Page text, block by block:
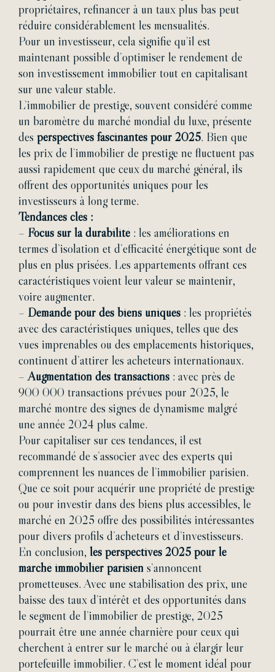
propriétaires, refinancer à un taux plus bas peut
réduire considérablement les mensualités.
Pour un investisseur, cela signifie qu’il est
maintenant possible d’optimiser le rendement de
son investissement immobilier tout en capitalisant
sur une valeur stable.
L’immobilier de prestige, souvent considéré comme
un baromètre du marché mondial du luxe, présente
des perspectives fascinantes pour 2025. Bien que
les prix de l’immobilier de prestige ne fluctuent pas
aussi rapidement que ceux du marché général, ils
offrent des opportunités uniques pour les
investisseurs à long terme.
Tendances clés :
– Focus sur la durabilité : les améliorations en
termes d’isolation et d’efficacité énergétique sont de
plus en plus prisées. Les appartements offrant ces
caractéristiques voient leur valeur se maintenir,
voire augmenter.
– Demande pour des biens uniques : les propriétés
avec des caractéristiques uniques, telles que des
vues imprenables ou des emplacements historiques,
continuent d’attirer les acheteurs internationaux.
–Augmentation des transactions : avec près de
900 000 transactions prévues pour 2025, le
marché montre des signes de dynamisme malgré
une année 2024 plus calme.
Pour capitaliser sur ces tendances, il est
recommandé de s’associer avec des experts qui
comprennent les nuances de l’immobilier parisien.
Que ce soit pour acquérir une propriété de prestige
ou pour investir dans des biens plus accessibles, le
marché en 2025 offre des possibilités intéressantes
pour divers profils d’acheteurs et d’investisseurs.
En conclusion, les perspectives 2025 pour le
marché immobilier parisien s’annoncent
prometteuses. Avec une stabilisation des prix, une
baisse des taux d’intérêt et des opportunités dans
le segment de l’immobilier de prestige, 2025
pourrait être une année charnière pour ceux qui
cherchent à entrer sur le marché ou à élargir leur
portefeuille immobilier. C’est le moment idéal pour